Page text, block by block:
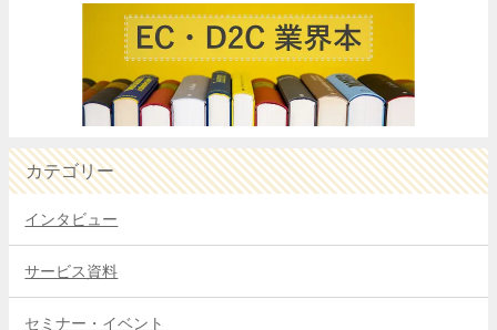
カテゴリー
インタビュー
サービス資料
セミナー・イベント